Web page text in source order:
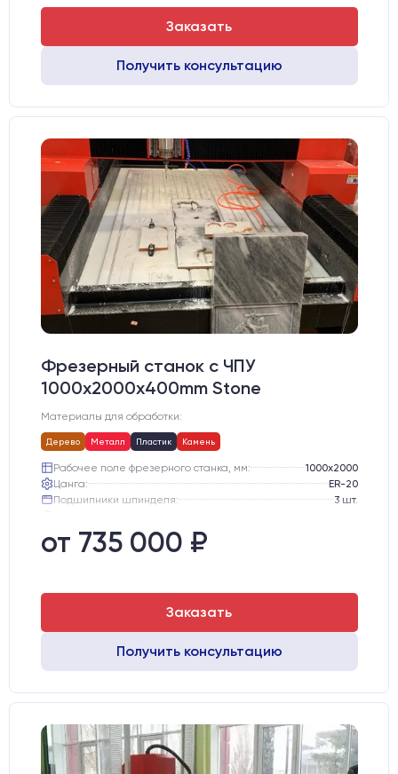
Заказать
Получить консультацию
Фрезерный станок с ЧПУ
1000x2000х400mm Stone
Материалы для обработки:
Дерево Металл Пластик Камень
Рабочее поле фрезерного станка, мм:
1000х2000
Цанга:
ER-20
Подшипники шпинделя:
3 шт.
Стол:
Двигатели:
от 735 000 ₽
Заказать
Получить консультацию